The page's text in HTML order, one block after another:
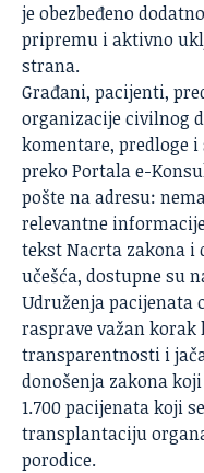
je obezbeđeno
pripremu i aktivno
strana.
Građani, pacijenti,
organizacije civilnog
komentare, predloge
preko Portalae-
pošte na adresu:
relevantne
tekst Nacrta zakona i
učešća, dostupne su
Udruženja pacijenata
rasprave važan korak
transparentnosti i
donošenja zakona
1.700 pacijenata koji
transplantaciju
porodice.